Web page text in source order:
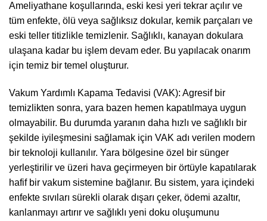
Ameliyathane koşullarında, eski kesi yeri tekrar açılır ve
tüm enfekte, ölü veya sağlıksız dokular, kemik parçaları ve
eski teller titizlikle temizlenir. Sağlıklı, kanayan dokulara
ulaşana kadar bu işlem devam eder. Bu yapılacak onarım
için temiz bir temel oluşturur.
Vakum Yardımlı Kapama Tedavisi (VAK): Agresif bir
temizlikten sonra, yara bazen hemen kapatılmaya uygun
olmayabilir. Bu durumda yaranın daha hızlı ve sağlıklı bir
şekilde iyileşmesini sağlamak için VAK adı verilen modern
bir teknoloji kullanılır. Yara bölgesine özel bir sünger
yerleştirilir ve üzeri hava geçirmeyen bir örtüyle kapatılarak
hafif bir vakum sistemine bağlanır. Bu sistem, yara içindeki
enfekte sıvıları sürekli olarak dışarı çeker, ödemi azaltır,
kanlanmayı artırır ve sağlıklı yeni doku oluşumunu